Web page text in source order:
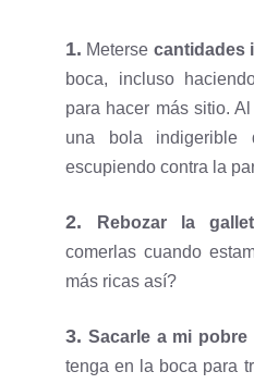
1. Meterse cantidades
boca, incluso
para hacer más sitio.
una bola indigerible
escupiendo contra la
2. Rebozar la
comerlas cuando
más ricas así?
3. Sacarle a mi pobre
tenga en la boca para